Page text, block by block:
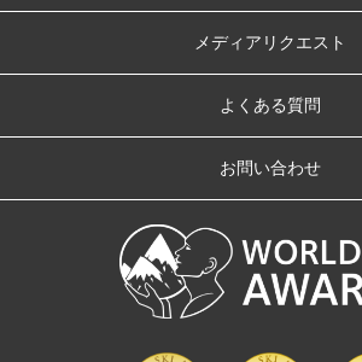
メディアリクエスト
よくある質問
お問い合わせ